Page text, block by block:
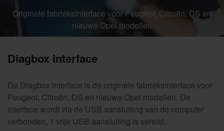
Originele fabrieksinterface voor Peugeot, Citroën, DS en
nieuwe Opel modellen
Diagbox interface
De Diagbox interface is de originele fabrieksinterface voor
Peugeot, Citroën, DS en nieuwe Opel modellen. De
interface wordt via de USB aansluiting van de computer
verbonden, 1 vrije USB aansluiting is vereist.